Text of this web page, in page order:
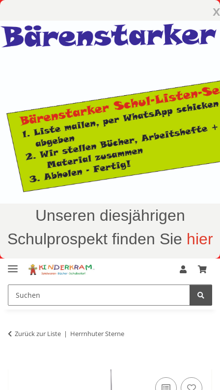
x
Unseren diesjährigen
Schulprospekt finden Sie hier
Zurück zur Liste Herrnhuter Sterne